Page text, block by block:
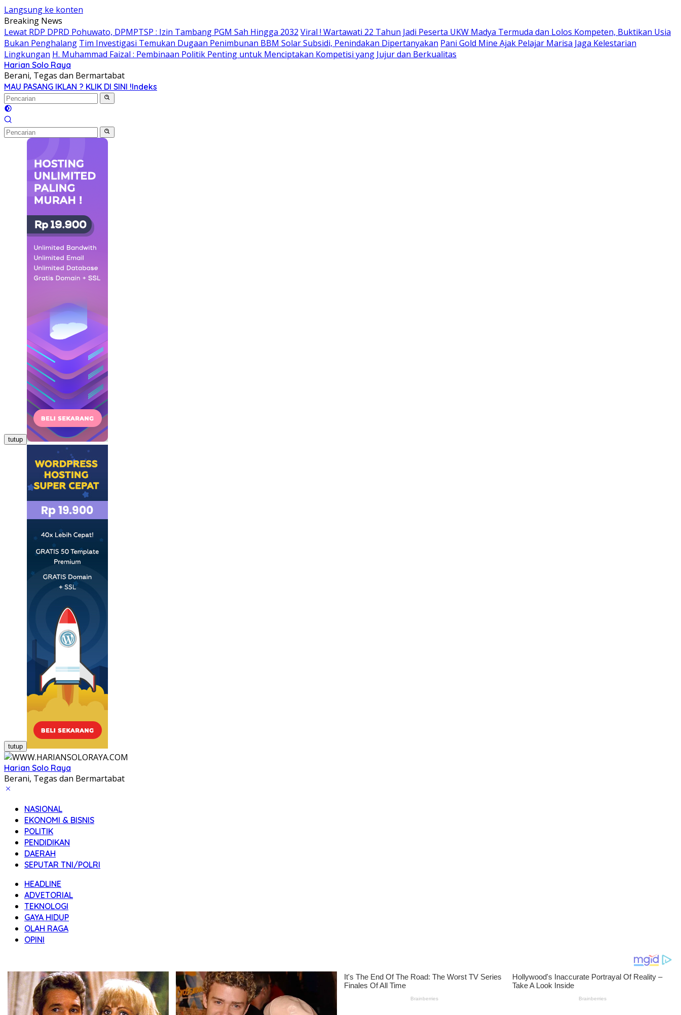
Langsung ke konten
Breaking News
Lewat RDP DPRD Pohuwato, DPMPTSP : Izin Tambang PGM Sah Hingga 2032 Viral ! Wartawati 22 Tahun Jadi Peserta UKW Madya Termuda dan Lolos Kompeten, Buktikan Usia
Bukan Penghalang Tim Investigasi Temukan Dugaan Penimbunan BBM Solar Subsidi, Penindakan Dipertanyakan Pani Gold Mine Ajak Pelajar Marisa Jaga Kelestarian
Lingkungan H. Muhammad Faizal : Pembinaan Politik Penting untuk Menciptakan Kompetisi yang Jujur dan Berkualitas
Harian Solo Raya
Berani, Tegas dan Bermartabat
MAU PASANG IKLAN ? KLIK DI SINI !Indeks
tutup
tutup
Harian Solo Raya
Berani, Tegas dan Bermartabat
NASIONAL
EKONOMI & BISNIS
POLITIK
PENDIDIKAN
DAERAH
SEPUTAR TNI/POLRI
HEADLINE
ADVETORIAL
TEKNOLOGI
GAYA HIDUP
OLAH RAGA
OPINI